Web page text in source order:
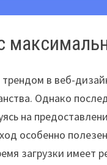
в веб-
Однако
на
особенно
загрузки имеет